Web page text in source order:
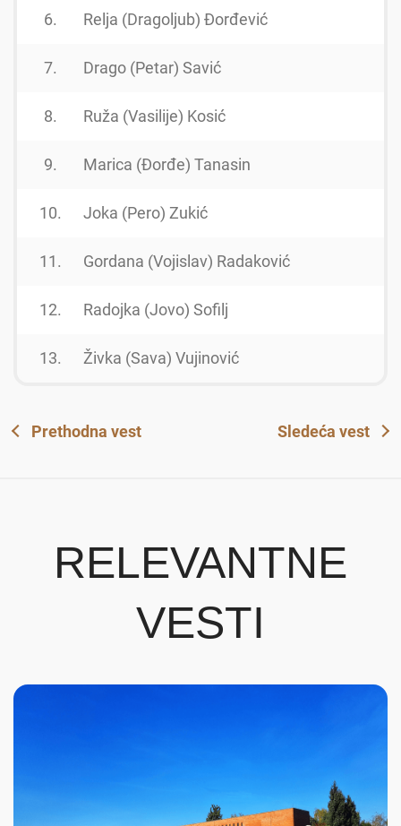
6. Relja (Dragoljub) Đorđević
7. Drago (Petar) Savić
8. Ruža (Vasilije) Kosić
9. Marica (Đorđe) Tanasin
10. Joka (Pero) Zukić
11. Gordana (Vojislav) Radaković
12. Radojka (Jovo) Sofilj
13. Živka (Sava) Vujinović
Prethodna vest Sledeća vest
RELEVANTNE
VESTI